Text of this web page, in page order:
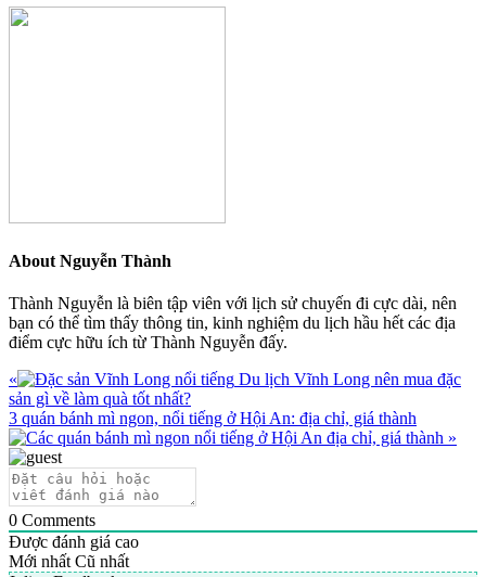
About Nguyễn Thành
Thành Nguyễn là biên tập viên với lịch sử chuyến đi cực dài, nên
bạn có thể tìm thấy thông tin, kinh nghiệm du lịch hầu hết các địa
điểm cực hữu ích từ Thành Nguyễn đấy.
Previous
Post:
«
Du lịch Vĩnh Long nên mua đặc
sản gì về làm quà tốt nhất?
Next
Post:
3 quán bánh mì ngon, nổi tiếng ở Hội An: địa chỉ, giá thành
»
0 Comments
Được đánh giá cao
Mới nhất Cũ nhất